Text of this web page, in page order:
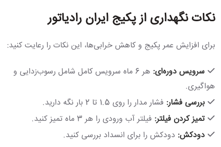
نکات نگهداری از پکیج ایران رادیاتور
برای افزایش عمر پکیج و کاهش خرابی‌ها، این نکات را رعایت کنید:
سرویس دوره‌ای:
هر 6 ماه سرویس کامل شامل رسوب‌زدایی و
هواگیری.
بررسی فشار: فشار مدار را روی 1.5 تا 2 بار نگه دارید.
تمیز کردن فیلتر: فیلتر آب ورودی را هر 3 ماه تمیز کنید.
دودکش: دودکش را برای انسداد بررسی کنید.